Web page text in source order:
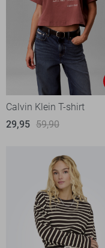
Calvin Klein T-shirt
29,95 59,90